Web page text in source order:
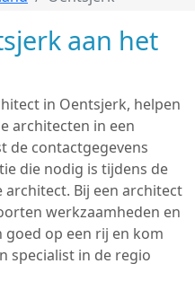
aan het
in Oentsjerk, helpen
architecten in een
de contactgegevens
die nodig is tijdens de
Bij een architect
werkzaamheden en
goed op een rij en kom
specialist in de regio